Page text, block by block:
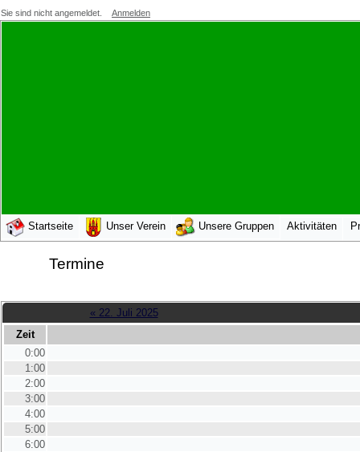
Sie sind nicht angemeldet. Anmelden
Startseite Unser Verein Unsere Gruppen Aktivitäten
Termine
« 22. Juli 2025
Zeit
0:00
1:00
2:00
3:00
4:00
5:00
6:00